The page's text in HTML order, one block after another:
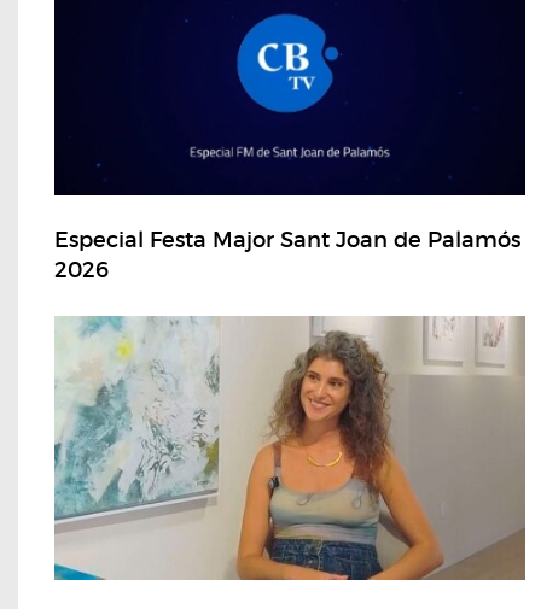
Especial Festa Major Sant Joan de Palamós
2026